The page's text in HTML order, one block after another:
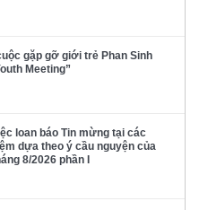
gặp gỡ giới trẻ Phan Sinh
Meeting”
loan báo Tin mừng tại các
dựa theo ý cầu nguyện của
8/2026 phần I